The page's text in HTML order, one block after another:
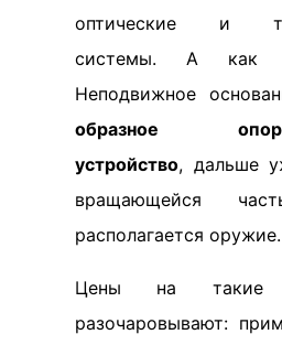
оптические и
системы. А как
Неподвижное
образное
устройство, дальше
вращающейся
располагается оружие.
Цены на такие
разочаровывают: